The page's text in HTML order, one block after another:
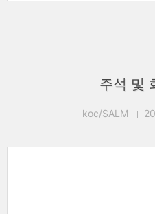
주석 및
koc/SALM